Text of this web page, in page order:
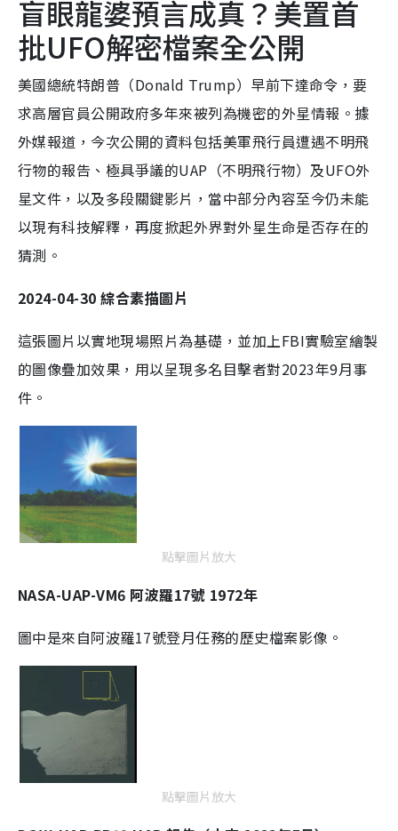
盲眼龍婆預言成真？美置首
批UFO解密檔案全公開
美國總統特朗普（Donald Trump）早前下達命令，要
求高層官員公開政府多年來被列為機密的外星情報。據
外媒報道，今次公開的資料包括美軍飛行員遭遇不明飛
行物的報告、極具爭議的UAP（不明飛行物）及UFO外
星文件，以及多段關鍵影片，當中部分內容至今仍未能
以現有科技解釋，再度掀起外界對外星生命是否存在的
猜測。
2024-04-30 綜合素描圖片
這張圖片以實地現場照片為基礎，並加上FBI實驗室繪製
的圖像疊加效果，用以呈現多名目擊者對2023年9月事
件。
點擊圖片放大
NASA-UAP-VM6 阿波羅17號 1972年
圖中是來自阿波羅17號登月任務的歷史檔案影像。
點擊圖片放大